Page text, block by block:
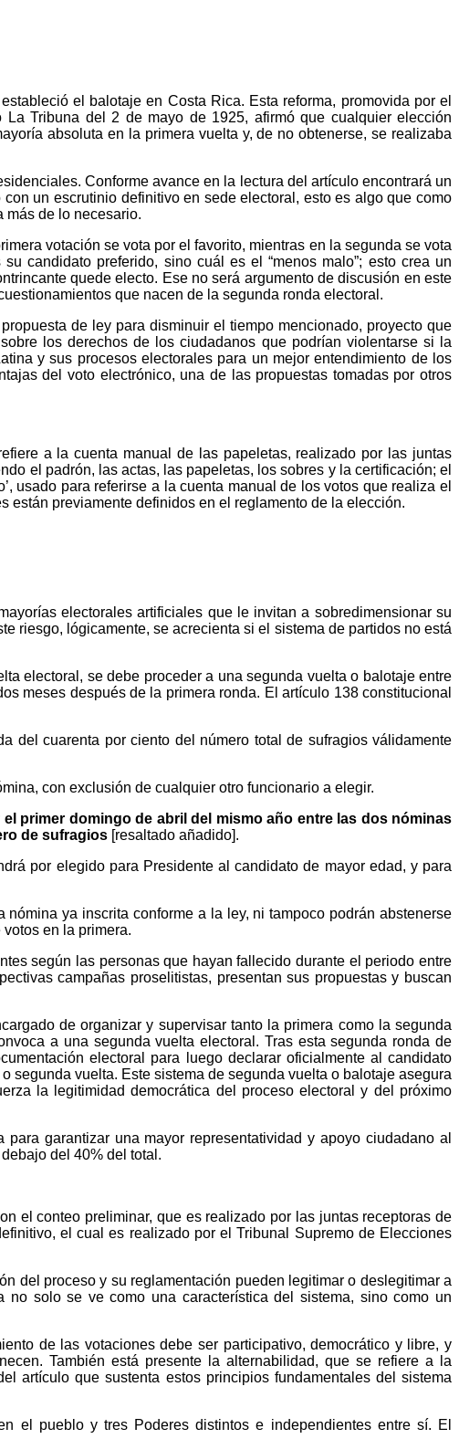
el
balotaje en Costa Rica. Esta reforma, promovida por el
Tribuna del 2 de mayo de 1925, afirmó que cualquier elección
absoluta en la primera vuelta y, de no obtenerse, se realizaba
Conforme avance en la lectura del artículo encontrará un
un escrutinio definitivo en sede electoral, esto es algo que como
más de lo necesario.
votación se vota por el favorito, mientras en la segunda se vota
candidato preferido, sino cuál es el “menos malo”; esto crea un
quede electo. Ese no será argumento de discusión en este
que nacen de la segunda ronda electoral.
de ley para disminuir el tiempo mencionado, proyecto que
los derechos de los ciudadanos que podrían violentarse si la
y sus procesos electorales para un mejor entendimiento de los
del voto electrónico, una de las propuestas tomadas por otros
a la cuenta manual de las papeletas, realizado por las juntas
el padrón, las actas, las papeletas, los sobres y la certificación; el
usado para referirse a la cuenta manual de los votos que realiza el
están previamente definidos en el reglamento de la elección.
electorales artificiales que le invitan a sobredimensionar su
riesgo, lógicamente, se acrecienta si el sistema de partidos no está
electoral, se debe proceder a una segunda vuelta o balotaje entre
meses después de la primera ronda. El artículo 138 constitucional
del cuarenta por ciento del número total de sufragios válidamente
con exclusión de cualquier otro funcionario a elegir.
primer domingo de abril del mismo año entre las dos nóminas
de sufragios [resaltado añadido].
por elegido para Presidente al candidato de mayor edad, y para
ya inscrita conforme a la ley, ni tampoco podrán abstenerse
en la primera.
según las personas que hayan fallecido durante el periodo entre
campañas proselitistas, presentan sus propuestas y buscan
de organizar y supervisar tanto la primera como la segunda
a una segunda vuelta electoral. Tras esta segunda ronda de
electoral para luego declarar oficialmente al candidato
segunda vuelta. Este sistema de segunda vuelta o balotaje asegura
la legitimidad democrática del proceso electoral y del próximo
garantizar una mayor representatividad y apoyo ciudadano al
del 40% del total.
el conteo preliminar, que es realizado por las juntas receptoras de
el cual es realizado por el Tribunal Supremo de Elecciones
del proceso y su reglamentación pueden legitimar o deslegitimar a
no solo se ve como una característica del sistema, sino como un
de las votaciones debe ser participativo, democrático y libre, y
También está presente la alternabilidad, que se refiere a la
artículo que sustenta estos principios fundamentales del sistema
el pueblo y tres Poderes distintos e independientes entre sí. El